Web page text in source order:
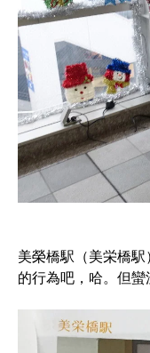
美榮橋駅（美栄橋
的行為吧，哈。但蠻